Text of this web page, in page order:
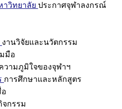
วิทยาลัย ประกาศจุฬาลงกรณ์
งานวิจัยและนวัตกรรม
มือ
วามภูมิใจของจุฬาฯ
การศึกษาและหลักสูตร
อ
กรรม